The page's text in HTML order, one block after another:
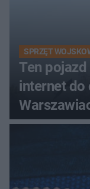
SPRZĘT
Ten
internet do